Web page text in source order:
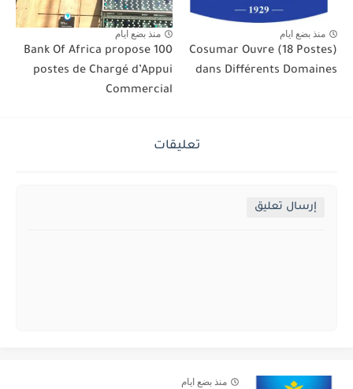
منذ بضع ايام
Cosumar Ouvre (18 Postes)
dans Différents Domaines
منذ بضع ايام
Bank Of Africa propose 100
postes de Chargé d’Appui
Commercial
تعليقات
إرسال تعليق
منذ بضع ايام